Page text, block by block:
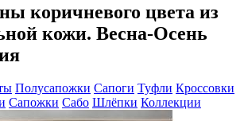
коричневого цвета из
кожи. Весна-Осень
Полусапожки Сапоги Туфли Кроссовки
Сапожки Сабо Шлёпки Коллекции